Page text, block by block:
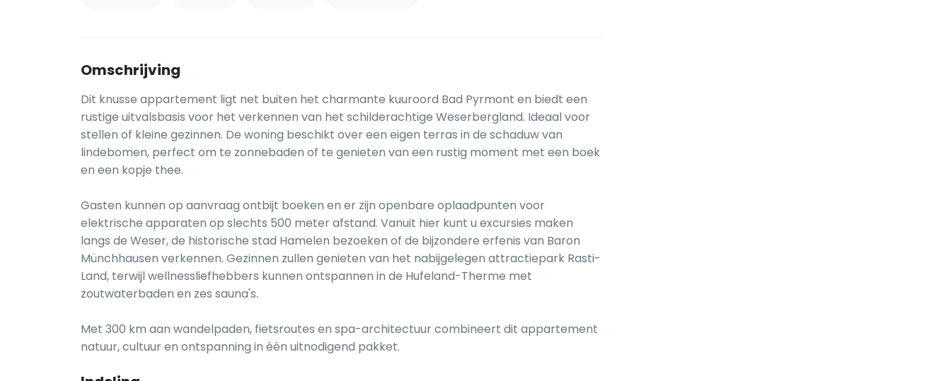
Omschrijving
Dit knusse appartement ligt net buiten het charmante kuuroord Bad Pyrmont en biedt een
rustige uitvalsbasis voor het verkennen van het schilderachtige Weserbergland. Ideaal voor
stellen of kleine gezinnen. De woning beschikt over een eigen terras in de schaduw van
lindebomen, perfect om te zonnebaden of te genieten van een rustig moment met een boek
en een kopje thee.
Gasten kunnen op aanvraag ontbijt boeken en er zijn openbare oplaadpunten voor
elektrische apparaten op slechts 500 meter afstand. Vanuit hier kunt u excursies maken
langs de Weser, de historische stad Hamelen bezoeken of de bijzondere erfenis van Baron
Münchhausen verkennen. Gezinnen zullen genieten van het nabijgelegen attractiepark Rasti-
Land, terwijl wellnessliefhebbers kunnen ontspannen in de Hufeland-Therme met
zoutwaterbaden en zes sauna's.
Met 300 km aan wandelpaden, fietsroutes en spa-architectuur combineert dit appartement
natuur, cultuur en ontspanning in één uitnodigend pakket.